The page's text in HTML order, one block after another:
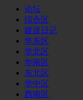
论坛
综合区
建设日记
华东区
华北区
华南区
东北区
华中区
西南区